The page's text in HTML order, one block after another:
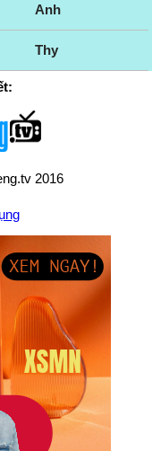
Anh
Thy
2016
tư